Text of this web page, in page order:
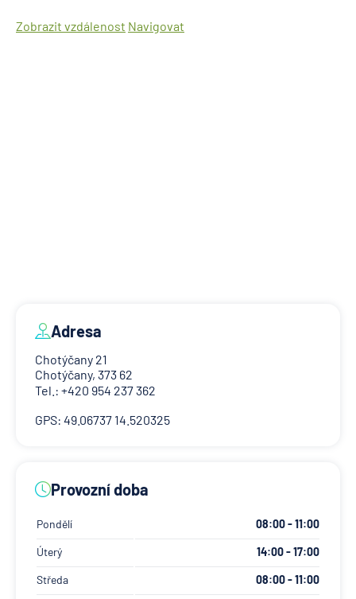
Zobrazit vzdálenost Navigovat
Adresa
Chotýčany 21
Chotýčany, 373 62
Tel.: +420 954 237 362
GPS: 49.06737 14.520325
Provozní doba
Pondělí 08:00 - 11:00
Úterý 14:00 - 17:00
Středa 08:00 - 11:00